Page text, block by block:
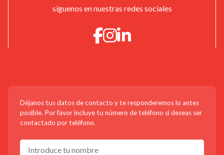
síguenos en nuestras redes sociales
Déjanos tus datos de contacto y te responderemos lo antes
posible. Por favor incluye tu número de teléfono si deseas ser
contactado por teléfono.